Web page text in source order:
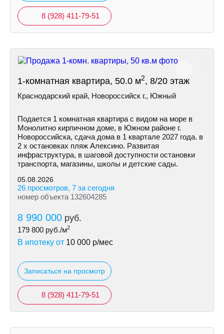
8 (928) 411-79-51
1-комнатная квартира, 50.0 м2, 8/20 этаж
Краснодарский край, Новороссийск г., Южный
Подается 1 комнатная квартира с видом на море в
Монолитно кирпичном доме, в Южном районе г.
Новороссийска, сдача дома в 1 квартале 2027 года. в
2 х остановках пляж Алексино. Развитая
инфраструктура, в шаговой доступности остановки
транспорта, магазины, школы и детские сады.
05.08.2026
26 просмотров, 7 за сегодня
номер объекта 132604285
8 990 000 руб.
179 800 руб./м2
В ипотеку от 10 000 р/мес
Записаться на просмотр
8 (928) 411-79-51